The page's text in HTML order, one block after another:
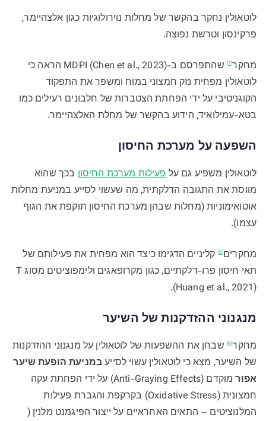
לוטאולין נחקר בהקשר של מחלות נוירולוגיות כגון אלצהיימר,
פרקינסון וטרשת נפוצה.
מחקר[7]
שהתפרסם ב-MDPI (Chen et al., 2023) הראה כי
לוטאולין מפחית נזק חמצוני במוח ומשפר את התפקוד
הקוגניטיבי על ידי הפחתת הצטברות של חלבונים רעילים כמו
בטא-עמילואיד, הידוע בהקשר של מחלת האלצהיימר.
השפעה על מערכת החיסון
לוטאולין משפיע גם עלפעילות מערכת החיסון בכך שהוא
מווסת את התגובה הדלקתית, מה שעשוי לסייע במניעת מחלות
אוטואימוניות (מחלות שבהן מערכת החיסון תוקפת את הגוף
עצמו).
מחקרים[8]
קליניים הדגימו כיצד הוא מפחית את פעילותם של
תאי חיסון פרו-דלקתיים, כגון מקרופאגים ולימפוציטים מסוג T
(Huang et al., 2021).
מנגנוני ההזדקנות של השיער
מחקר[9]
שבחן את ההשפעות של לוטאולין על מנגנוני ההזדקנות
של השיער, מצא כי לוטאולין עשוי לסייעבמניעת הופעת שיער
אפור
מוקדם (Anti-Graying Effects) על ידי הפחתת עקה
חמצונית (Oxidative Stress) בקרקפת והגברת פעילות
המלנוציטים – התאים האחראיים על ייצור הפיגמנט מלנין (